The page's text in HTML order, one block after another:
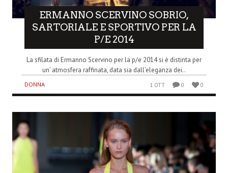
ERMANNO SCERVINO SOBRIO,
SARTORIALE E SPORTIVO PER LA
P/E 2014
La sfilata di Ermanno Scervino per la p/e 2014 si è distinta per
un’ atmosfera raffinata, data sia dall’eleganza dei..
DONNA 1 OTT 0 0